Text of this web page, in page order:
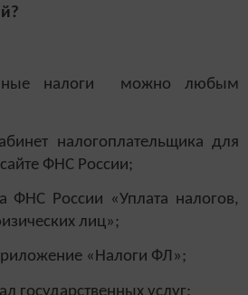
налоги можно любым
налогоплательщика для
ФНС России;
ФНС России «Уплата налогов,
лиц»;
«Налоги ФЛ»;
государственных услуг;